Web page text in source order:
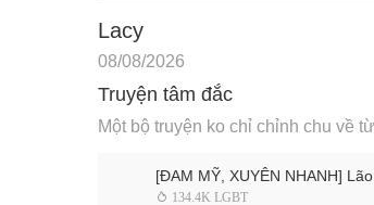
Lacy
08/08/2026
Truyện tâm đắc
Một bộ truyện ko chỉ chỉnh chu về
[ĐAM MỸ, XUYÊN NHANH]
 134.4K LGBT